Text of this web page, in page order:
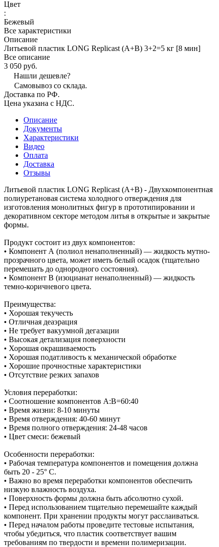
Цвет
:
Бежевый
Все характеристики
Описание
Литьевой пластик LONG Replicast (А+В) 3+2=5 кг [8 мин]
Все описание
3 050 руб.
Нашли дешевле?
Самовывоз со склада.
Доставка по РФ.
Цена указана с НДС.
Описание
Документы
Характеристики
Видео
Оплата
Доставка
Отзывы
Литьевой пластик LONG Replicast (А+В) - Двухкомпонентная
полиуретановая система холодного отверждения для
изготовления монолитных фигур в прототипировании и
декоративном секторе методом литья в открытые и закрытые
формы.
Продукт состоит из двух компонентов:
• Компонент А (полиол ненаполненный) — жидкость мутно-
прозрачного цвета, может иметь белый осадок (тщательно
перемешать до однородного состояния).
• Компонент В (изоцианат ненаполненный) — жидкость
темно-коричневого цвета.
Преимущества:
• Хорошая текучесть
• Отличная деаэрация
• Не требует вакуумной дегазации
• Высокая детализация поверхности
• Хорошая окрашиваемость
• Хорошая податливость к механической обработке
• Хорошие прочностные характеристики
• Отсутствие резких запахов
Условия переработки:
• Соотношение компонентов А:В=60:40
• Время жизни: 8-10 минуты
• Время отверждения: 40-60 минут
• Время полного отверждения: 24-48 часов
• Цвет смеси: бежевый
Особенности переработки:
• Рабочая температура компонентов и помещения должна
быть 20 - 25° C.
• Важно во время переработки компонентов обеспечить
низкую влажность воздуха.
• Поверхность формы должна быть абсолютно сухой.
• Перед использованием тщательно перемешайте каждый
компонент. При хранении продукты могут расслаиваться.
• Перед началом работы проведите тестовые испытания,
чтобы убедиться, что пластик соответствует вашим
требованиям по твердости и времени полимеризации.